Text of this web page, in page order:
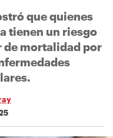
que quienes
tienen un riesgo
mortalidad por